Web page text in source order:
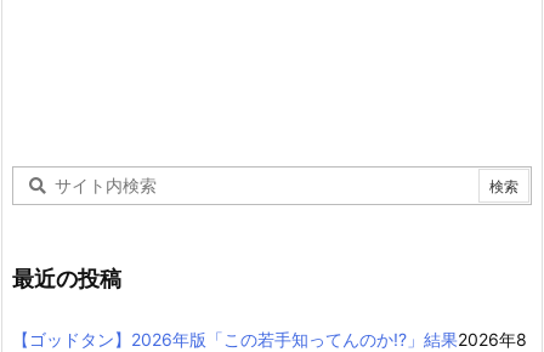
最近の投稿
【ゴッドタン】2026年版「この若手知ってんのか!?」結果2026年8